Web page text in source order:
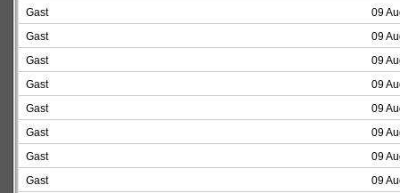
Gast
09
Gast
09
Gast
09
Gast
09
Gast
09
Gast
09
Gast
09
Gast
09